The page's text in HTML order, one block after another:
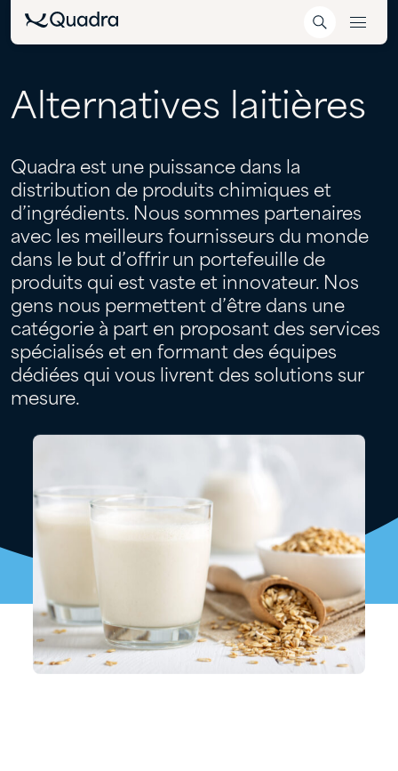
Alternatives laitières
Quadra est une puissance dans la
distribution de produits chimiques et
d’ingrédients. Nous sommes partenaires
avec les meilleurs fournisseurs du monde
dans le but d’offrir un portefeuille de
produits qui est vaste et innovateur. Nos
gens nous permettent d’être dans une
catégorie à part en proposant des services
spécialisés et en formant des équipes
dédiées qui vous livrent des solutions sur
mesure.